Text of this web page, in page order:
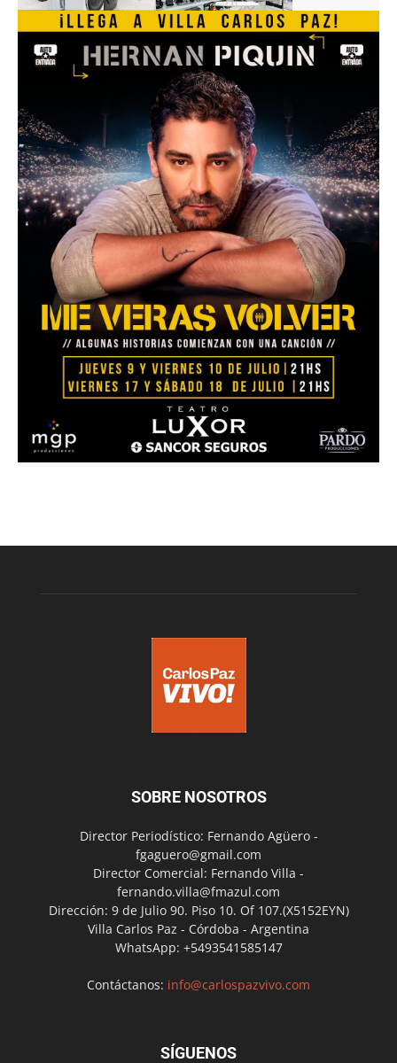
SOBRE NOSOTROS
Director Periodístico: Fernando Agüero -
fgaguero@gmail.com
Director Comercial: Fernando Villa -
fernando.villa@fmazul.com
Dirección: 9 de Julio 90. Piso 10. Of 107.(X5152EYN)
Villa Carlos Paz - Córdoba - Argentina
WhatsApp: +5493541585147
Contáctanos: info@carlospazvivo.com
SÍGUENOS